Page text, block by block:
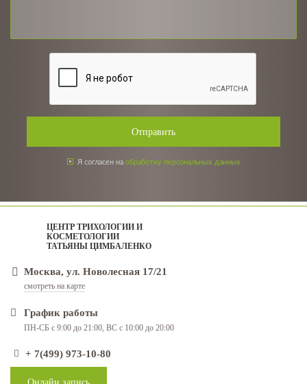
Отправить
Я согласен на обработку персональных данных
ЦЕНТР ТРИХОЛОГИИ И
КОСМЕТОЛОГИИ
ТАТЬЯНЫ ЦИМБАЛЕНКО
Москва, ул. Новолесная 17/21
смотреть на карте
График работы
ПН-СБ с 9:00 до 21:00, ВС с 10:00 до 20:00
+ 7(499) 973-10-80
Онлайн запись